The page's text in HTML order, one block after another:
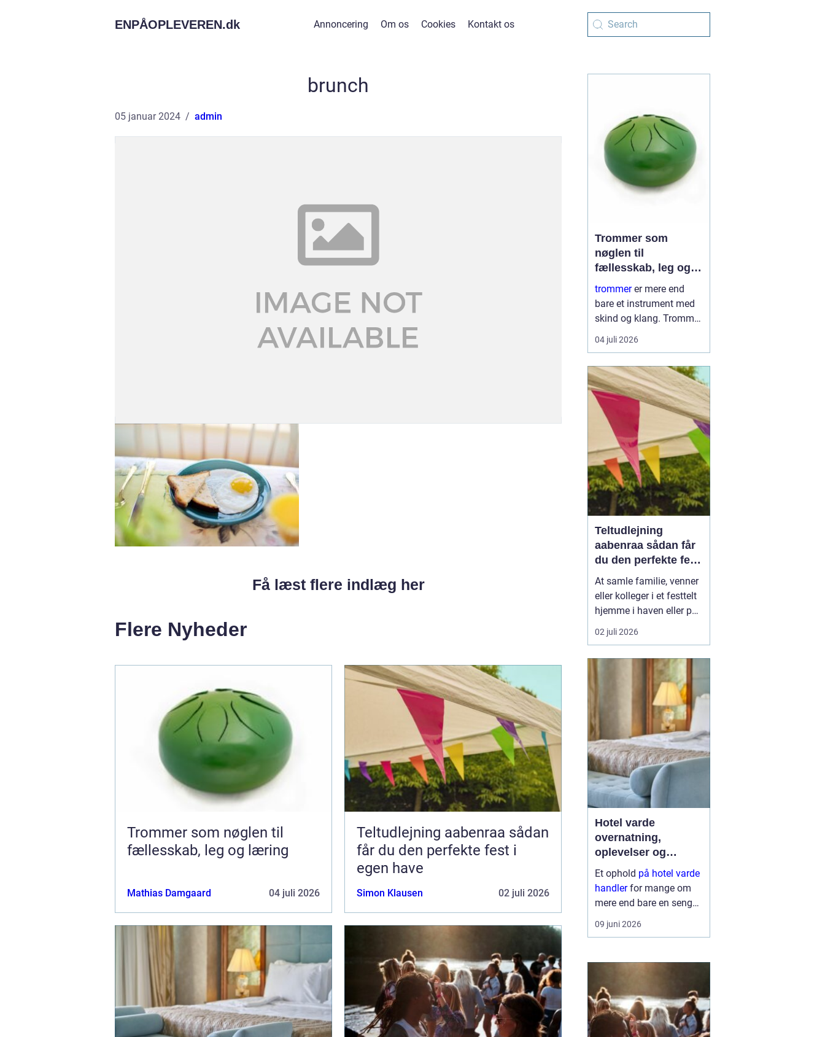
ENPÅOPLEVEREN.dk Annoncering Om os Cookies Kontakt os
brunch
05 januar 2024 admin
Få læst flere indlæg her
Flere Nyheder
Trommer som nøglen til
fællesskab, leg og læring
Mathias Damgaard 04 juli 2026
Teltudlejning aabenraa sådan
får du den perfekte fest i
egen have
Simon Klausen 02 juli 2026
Trommer som
nøglen til
fællesskab, leg og
læring
trommerer mere end
bare et instrument med
skind og klang. Trommer
er et samlingspunkt,
hvor børn og voksne
nysgerrighed. Trommer
giver hurtig følelse af
mestring, fordi ...
04 juli 2026
Teltudlejning
aabenraa sådan får
du den perfekte fest
i egen have
At samle familie, venner
eller kolleger i et festtelt
hjemme i haven eller på
en mark uden for byen er
blevet en populær
omegn. Mange ønsker
friheden til selv at sætte
rammen for dagen, uden
at være bundet af et
lokale, faste lu...
02 juli 2026
Hotel varde
overnatning,
oplevelser og
krohygge tæt på
vestkysten
Et ophold på hotel varde
handlerfor mange om
mere end bare en seng
at sove i. Du får en base
tæt på Vesterhavet,
bylivet i Varde og
området god...
09 juni 2026